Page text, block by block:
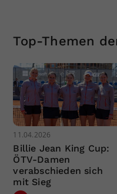
Top-Themen
11.04.2026
Billie Jean King Cup:
ÖTV-Damen
verabschieden sich
mit Sieg